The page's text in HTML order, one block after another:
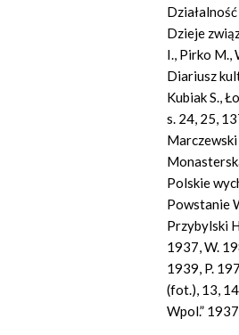
Dzieje
I., Pirko M.,
Diariusz
Kubiak S.,
s. 24, 25,
Polskie
Powstanie
Przybylski
1937, W.
1939, P.
(fot.), 13,
Wpol.”